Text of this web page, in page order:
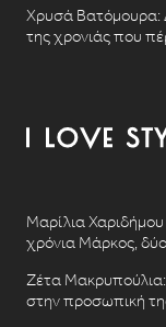
Χρυσά Βατόμουρα:
της χρονιάς που
Μαρίλια Χαριδήμου
χρόνια Μάρκος, δύο
Ζέτα
στην προσωπική